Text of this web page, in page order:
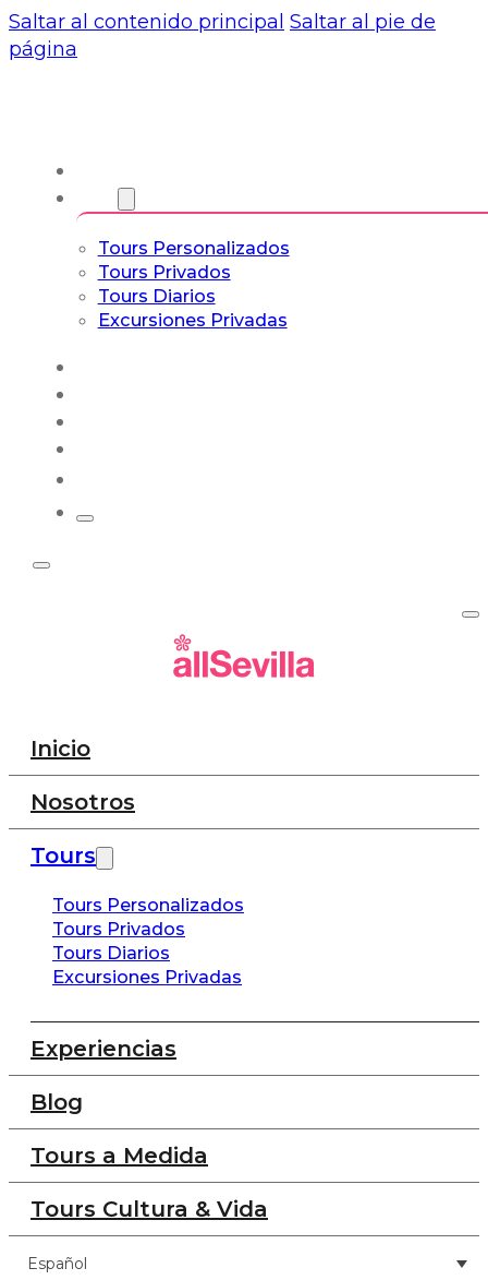
Saltar al contenido principal Saltar al pie de
página
Tours Personalizados
Tours Privados
Tours Diarios
Excursiones Privadas
Inicio
Nosotros
Tours
Tours Personalizados
Tours Privados
Tours Diarios
Excursiones Privadas
Experiencias
Blog
Tours a Medida
Tours Cultura & Vida
Español